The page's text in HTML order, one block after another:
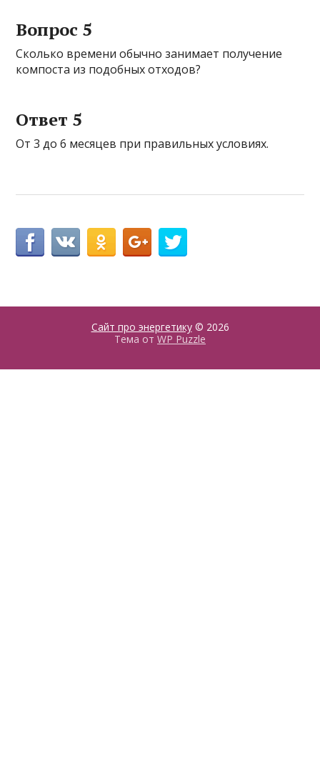
Вопрос 5
Сколько времени обычно занимает получение
компоста из подобных отходов?
Ответ 5
От 3 до 6 месяцев при правильных условиях.
Сайт про энергетику© 2026
Тема от WP Puzzle